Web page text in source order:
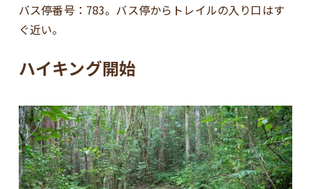
バス停番号：783。バス停からトレイルの入り口はす
ぐ近い。
ハイキング開始